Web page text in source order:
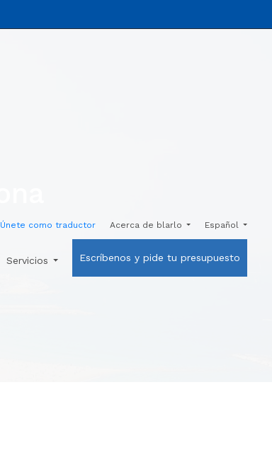
Únete como traductor Acerca de blarlo Español
Servicios Escríbenos y pide tu presupuesto